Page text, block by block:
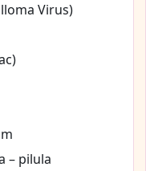
Virus)
– pilula